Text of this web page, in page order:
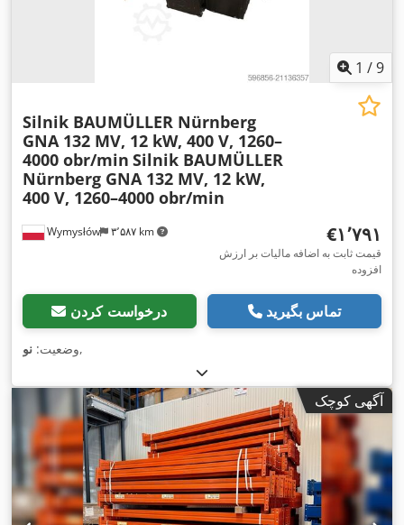
1 /9
Wymysłów ۳٬۵۸۷ km
Silnik BAUMÜLLER Nürnberg
GNA 132 MV, 12 kW, 400 V, 1260–
4000 obr/min Silnik BAUMÜLLER
Nürnberg GNA 132 MV, 12 kW,
400 V, 1260–4000 obr/min
‎€۱٬۷۹۱
قیمت ثابت به اضافه مالیات بر ارزش
افزوده
درخواست کردن تماس بگیرید
وضعیت: نو ,
آگهی کوچک